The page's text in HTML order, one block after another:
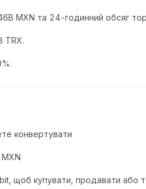
MXN та 24-годинний обсяг
TRX.
конвертувати
щоб купувати, продавати або